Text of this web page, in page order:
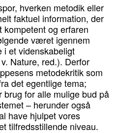
hverken metodik eller
faktuel information, der
og erfaren
været igennem
i et videnskabeligt
Nature, red.). Derfor
metodekritik som
det egentlige tema;
brug for alle mulige bud på
– herunder også
have hjulpet vores
tilfredsstillende niveau.